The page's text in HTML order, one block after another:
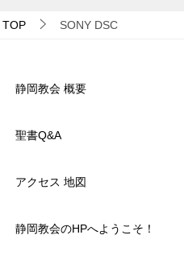
TOP SONY DSC
静岡教会 概要
聖書Q&A
アクセス 地図
静岡教会のHPへようこそ！